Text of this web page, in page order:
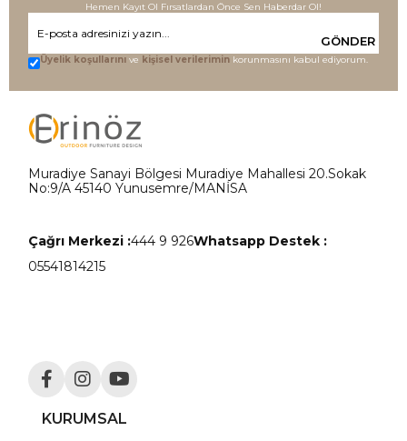
Hemen Kayıt Ol Fırsatlardan Önce Sen Haberdar Ol!
GÖNDER
Üyelik koşullarını ve kişisel verilerimin korunmasını kabul ediyorum.
Muradiye Sanayi Bölgesi Muradiye Mahallesi 20.Sokak
No:9/A 45140 Yunusemre/MANİSA
Çağrı Merkezi :444 9 926Whatsapp Destek :
05541814215
KURUMSAL